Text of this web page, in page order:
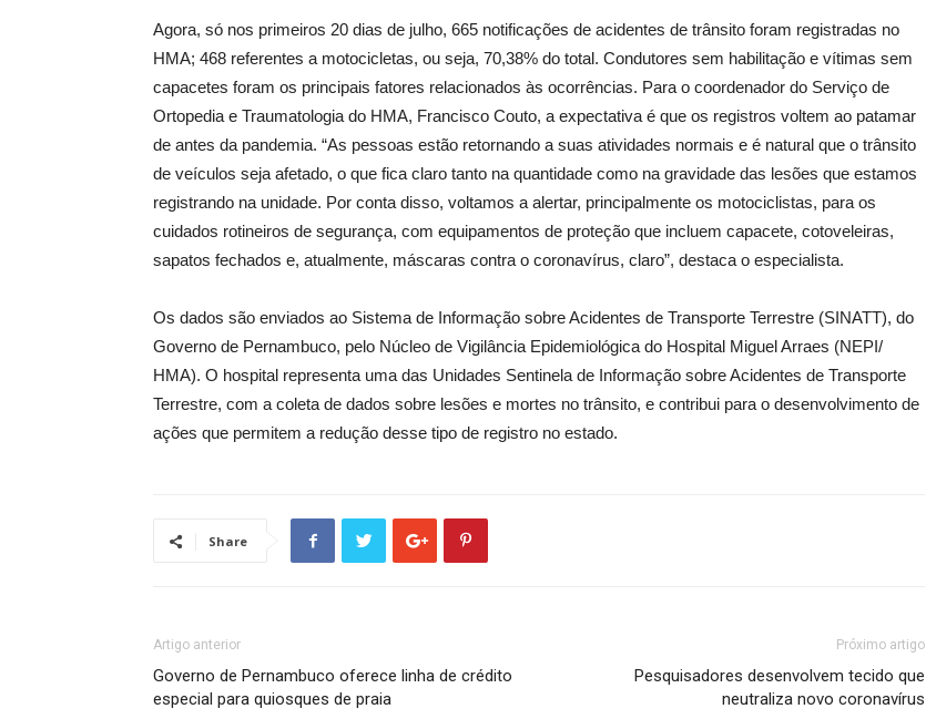
Agora, só nos primeiros 20 dias de julho, 665 notificações de acidentes de trânsito foram registradas no
HMA; 468 referentes a motocicletas, ou seja, 70,38% do total. Condutores sem habilitação e vítimas sem
capacetes foram os principais fatores relacionados às ocorrências. Para o coordenador do Serviço de
Ortopedia e Traumatologia do HMA, Francisco Couto, a expectativa é que os registros voltem ao patamar
de antes da pandemia. “As pessoas estão retornando a suas atividades normais e é natural que o trânsito
de veículos seja afetado, o que fica claro tanto na quantidade como na gravidade das lesões que estamos
registrando na unidade. Por conta disso, voltamos a alertar, principalmente os motociclistas, para os
cuidados rotineiros de segurança, com equipamentos de proteção que incluem capacete, cotoveleiras,
sapatos fechados e, atualmente, máscaras contra o coronavírus, claro”, destaca o especialista.
Os dados são enviados ao Sistema de Informação sobre Acidentes de Transporte Terrestre (SINATT), do
Governo de Pernambuco, pelo Núcleo de Vigilância Epidemiológica do Hospital Miguel Arraes (NEPI/
HMA). O hospital representa uma das Unidades Sentinela de Informação sobre Acidentes de Transporte
Terrestre, com a coleta de dados sobre lesões e mortes no trânsito, e contribui para o desenvolvimento de
ações que permitem a redução desse tipo de registro no estado.
Share
Artigo anterior
Governo de Pernambuco oferece linha de crédito
especial para quiosques de praia
Próximo artigo
Pesquisadores desenvolvem tecido que
neutraliza novo coronavírus